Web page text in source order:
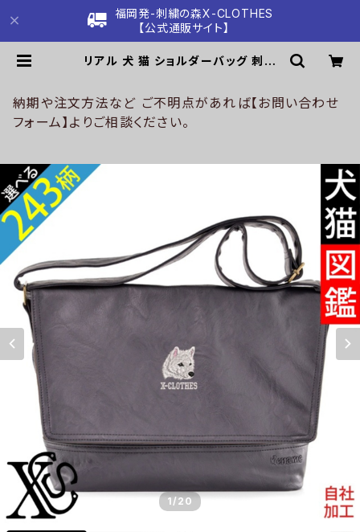
福岡発-刺繍の森X-CLOTHES
【公式通販サイト】
リアル 犬 猫 ショルダーバッグ 刺繍
ナルおしゃれ ショルダーバック グッ
ズ 柄 柴犬 チワワ シーズー シュナウ
ザー パグ X-CLOTHES 猫図鑑 犬
納期や注文方法など ご不明点があれば【お問い合わせ
フォーム】よりご相談ください。
1/20